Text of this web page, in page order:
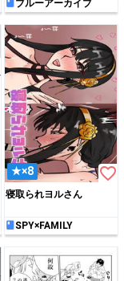
ブルーアーカイブ
★×8 favorite_border
寝取られヨルさん
SPY×FAMILY